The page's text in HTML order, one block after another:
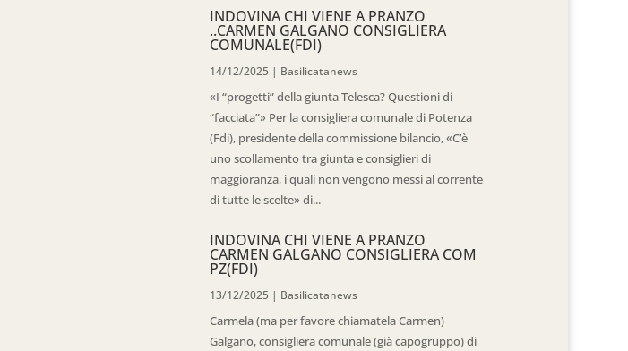
INDOVINA CHI VIENE A PRANZO
..CARMEN GALGANO CONSIGLIERA
COMUNALE(FDI)
14/12/2025 | Basilicatanews
«I “progetti” della giunta Telesca? Questioni di
“facciata”» Per la consigliera comunale di Potenza
(Fdi), presidente della commissione bilancio, «C’è
uno scollamento tra giunta e consiglieri di
maggioranza, i quali non vengono messi al corrente
di tutte le scelte» di...
INDOVINA CHI VIENE A PRANZO
CARMEN GALGANO CONSIGLIERA COM
PZ(FDI)
13/12/2025 | Basilicatanews
Carmela (ma per favore chiamatela Carmen)
Galgano, consigliera comunale (già capogruppo) di